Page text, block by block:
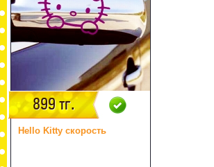
899 тг.
Hello Kitty скорость